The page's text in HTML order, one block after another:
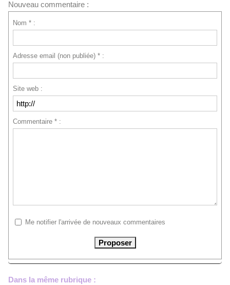
Nouveau commentaire :
Nom * :
Adresse email (non publiée) * :
Site web :
Commentaire * :
Me notifier l'arrivée de nouveaux commentaires
Dans la même rubrique :